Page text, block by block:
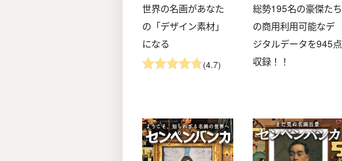
世界の名画があなた
の「デザイン素材」
になる
(4.7)
総勢195名の豪傑たち
の商用利用可能なデ
ジタルデータを945点
収録！！